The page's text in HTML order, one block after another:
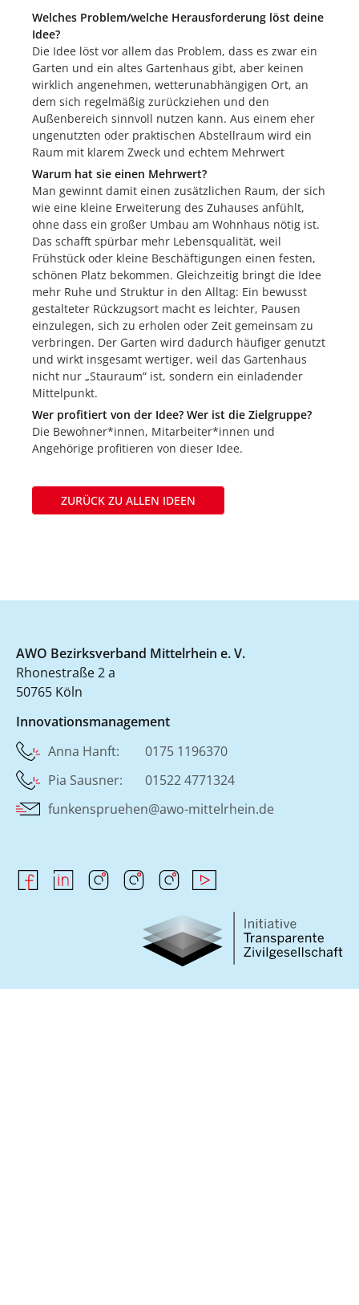
Welches Problem/welche Herausforderung löst deine
Idee?
Die Idee löst vor allem das Problem, dass es zwar ein
Garten und ein altes Gartenhaus gibt, aber keinen
wirklich angenehmen, wetterunabhängigen Ort, an
dem sich regelmäßig zurückziehen und den
Außenbereich sinnvoll nutzen kann. Aus einem eher
ungenutzten oder praktischen Abstellraum wird ein
Raum mit klarem Zweck und echtem Mehrwert
Warum hat sie einen Mehrwert?
Man gewinnt damit einen zusätzlichen Raum, der sich
wie eine kleine Erweiterung des Zuhauses anfühlt,
ohne dass ein großer Umbau am Wohnhaus nötig ist.
Das schafft spürbar mehr Lebensqualität, weil
Frühstück oder kleine Beschäftigungen einen festen,
schönen Platz bekommen. Gleichzeitig bringt die Idee
mehr Ruhe und Struktur in den Alltag: Ein bewusst
gestalteter Rückzugsort macht es leichter, Pausen
einzulegen, sich zu erholen oder Zeit gemeinsam zu
verbringen. Der Garten wird dadurch häufiger genutzt
und wirkt insgesamt wertiger, weil das Gartenhaus
nicht nur „Stauraum“ ist, sondern ein einladender
Mittelpunkt.
Wer profitiert von der Idee? Wer ist die Zielgruppe?
Die Bewohner*innen, Mitarbeiter*innen und
Angehörige profitieren von dieser Idee.
ZURÜCK ZU ALLEN IDEEN
AWO Bezirksverband Mittelrhein e. V.
Rhonestraße 2 a
50765 Köln
Innovationsmanagement
Anna Hanft: 0175 1196370
Pia Sausner: 01522 4771324
funkenspruehen@awo-mittelrhein.de